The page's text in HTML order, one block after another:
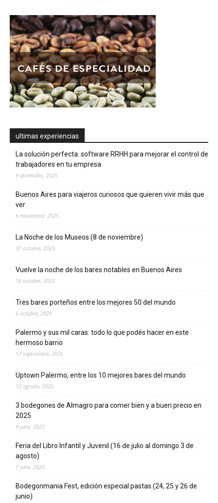
ultimas experiencias
La solución perfecta: software RRHH para mejorar el control de
trabajadores en tu empresa
9 diciembre, 2025
Buenos Aires para viajeros curiosos que quieren vivir más que
ver
6 noviembre, 2025
La Noche de los Museos (8 de noviembre)
31 octubre, 2025
Vuelve la noche de los bares notables en Buenos Aires
16 octubre, 2025
Tres bares porteños entre los mejores 50 del mundo
6 octubre, 2025
Palermo y sus mil caras: todo lo que podés hacer en este
hermoso barrio
17 septiembre, 2025
Uptown Palermo, entre los 10 mejores bares del mundo
12 agosto, 2025
3 bodegones de Almagro para comer bien y a buen precio en
2025
9 julio, 2025
Feria del Libro Infantil y Juvenil (16 de julio al domingo 3 de
agosto)
7 julio, 2025
Bodegonmania Fest, edición especial pastas (24, 25 y 26 de
junio)